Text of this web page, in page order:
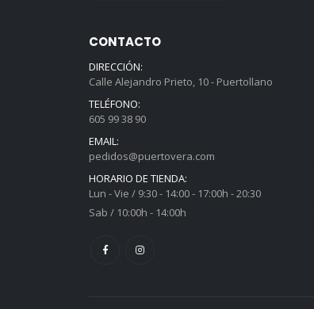
CONTACTO
DIRECCIÓN:
Calle Alejandro Prieto, 10 - Puertollano
TELÉFONO:
605 99 38 90
EMAIL:
pedidos@puertovera.com
HORARIO DE TIENDA:
Lun - Vie / 9:30 - 14:00 - 17:00h - 20:30
Sab / 10:00h - 14:00h